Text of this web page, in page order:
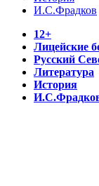
И.С.Фрадков
12+
Лицейские
Русский
Литература
История